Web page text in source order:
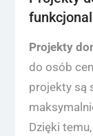
Projekty
do osób
projekty są
Dzięki